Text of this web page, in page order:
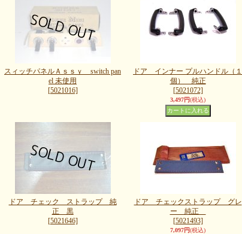
スィッチパネルＡｓｓｙ switch pan
el 未使用
[5021016]
ドア インナー プルハンドル（１
個） 純正
[5021072]
3,497円(税込)
ドア チェック ストラップ 純
正 黒
[5021646]
ドア チェックストラップ グレ
ー 純正
[5021493]
7,097円(税込)